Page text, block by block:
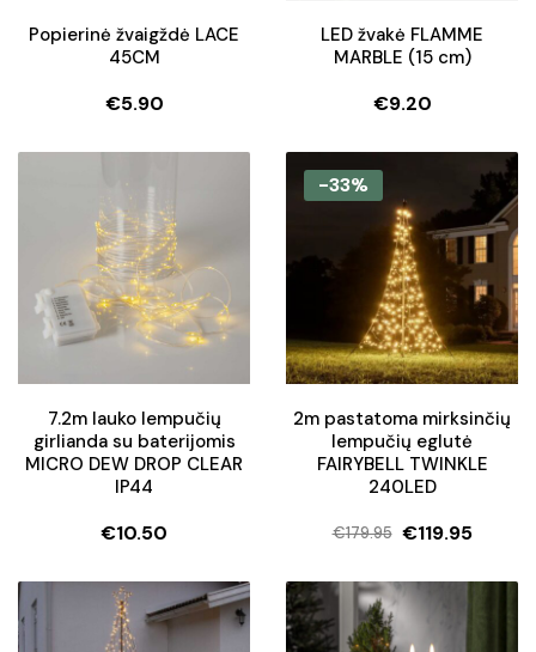
Popierinė žvaigždė LACE
45CM
€5.90
LED žvakė FLAMME
MARBLE (15 cm)
€9.20
7.2m lauko lempučių
girlianda su baterijomis
MICRO DEW DROP CLEAR
IP44
€10.50
-33%
2m pastatoma mirksinčių
lempučių eglutė
FAIRYBELL TWINKLE
240LED
€179.95
Original
price
€179.95.
€119.95
Current
price
€119.95.